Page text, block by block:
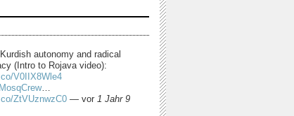
autonomy and radical
(Intro to Rojava video):
V0IIX8Wle4
…
ZtVUznwzC0 —vor1 Jahr 9